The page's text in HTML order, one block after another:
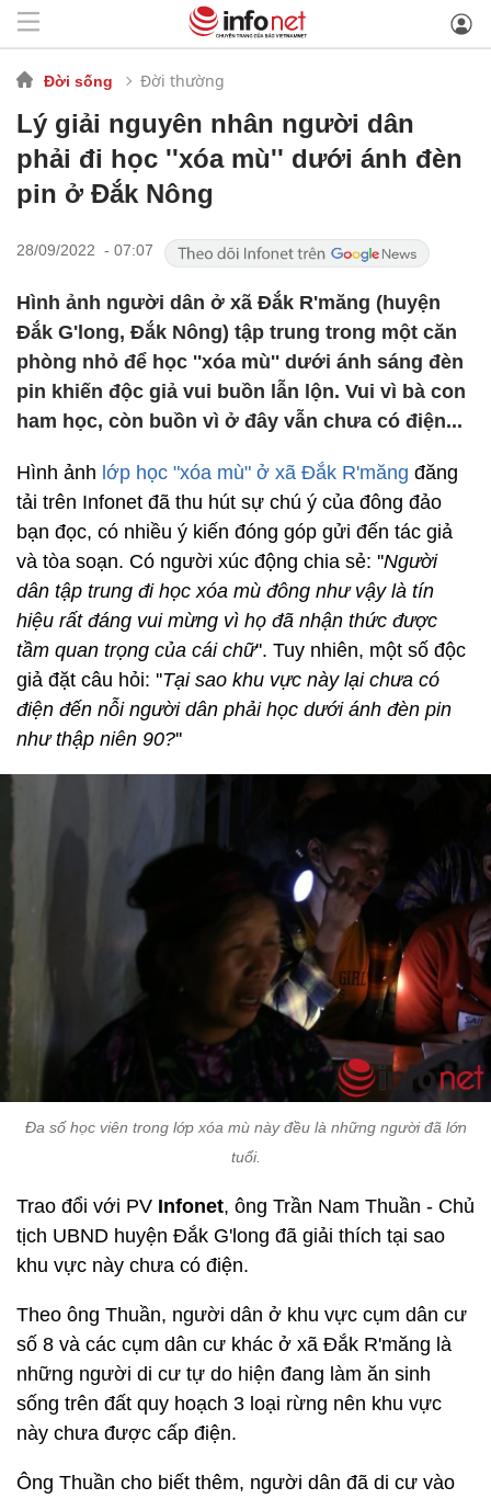
Đời sống Đời thường
Lý giải nguyên nhân người dân
phải đi học ''xóa mù'' dưới ánh đèn
pin ở Đắk Nông
28/09/2022 - 07:07
Hình ảnh người dân ở xã Đắk R'măng (huyện
Đắk G'long, Đắk Nông) tập trung trong một căn
phòng nhỏ để học ''xóa mù'' dưới ánh sáng đèn
pin khiến độc giả vui buồn lẫn lộn. Vui vì bà con
ham học, còn buồn vì ở đây vẫn chưa có điện...
Hình ảnh lớp học "xóa mù" ở xã Đắk R'măng đăng
tải trên Infonet đã thu hút sự chú ý của đông đảo
bạn đọc, có nhiều ý kiến đóng góp gửi đến tác giả
và tòa soạn. Có người xúc động chia sẻ: ''Người
dân tập trung đi học xóa mù đông như vậy là tín
hiệu rất đáng vui mừng vì họ đã nhận thức được
tầm quan trọng của cái chữ''. Tuy nhiên, một số độc
giả đặt câu hỏi: ''Tại sao khu vực này lại chưa có
điện đến nỗi người dân phải học dưới ánh đèn pin
như thập niên 90?''
Đa số học viên trong lớp xóa mù này đều là những người đã lớn
tuổi.
Trao đổi với PV Infonet, ông Trần Nam Thuần - Chủ
tịch UBND huyện Đắk G'long đã giải thích tại sao
khu vực này chưa có điện.
Theo ông Thuần, người dân ở khu vực cụm dân cư
số 8 và các cụm dân cư khác ở xã Đắk R'măng là
những người di cư tự do hiện đang làm ăn sinh
sống trên đất quy hoạch 3 loại rừng nên khu vực
này chưa được cấp điện.
Ông Thuần cho biết thêm, người dân đã di cư vào